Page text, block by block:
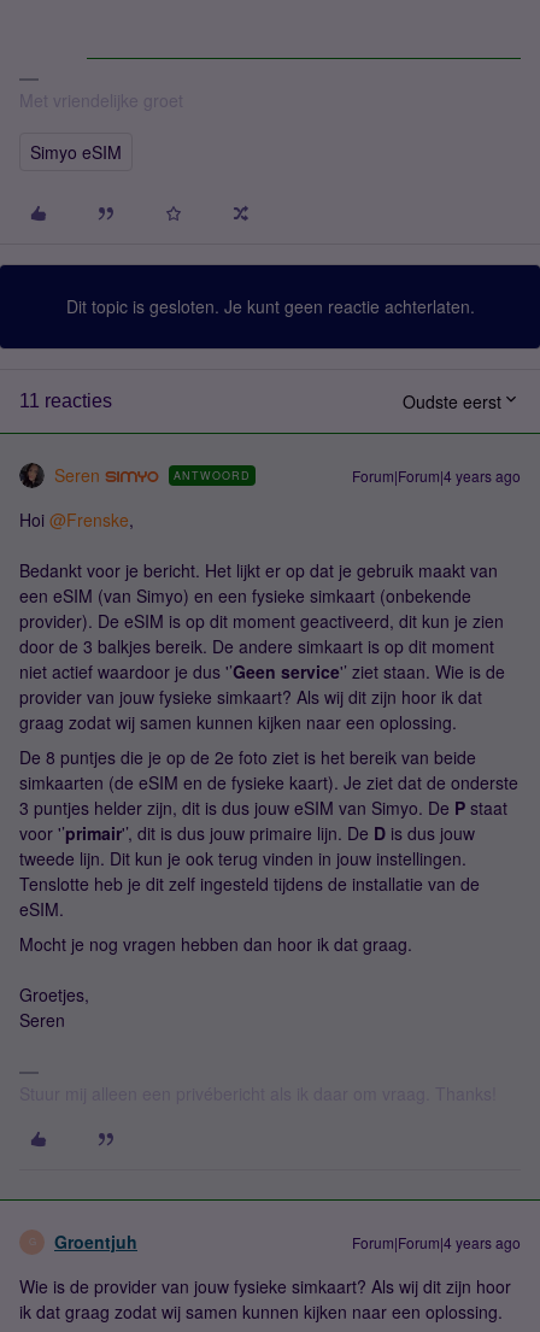
Met vriendelijke groet
Simyo eSIM
Dit topic is gesloten. Je kunt geen reactie achterlaten.
11 reacties Oudste eerst
Seren ANTWOORD Forum|Forum|4 years ago
Hoi @Frenske,
Bedankt voor je bericht. Het lijkt er op dat je gebruik maakt van
een eSIM (van Simyo) en een fysieke simkaart (onbekende
provider). De eSIM is op dit moment geactiveerd, dit kun je zien
door de 3 balkjes bereik. De andere simkaart is op dit moment
niet actief waardoor je dus '’Geen service'’ ziet staan. Wie is de
provider van jouw fysieke simkaart? Als wij dit zijn hoor ik dat
graag zodat wij samen kunnen kijken naar een oplossing.
De 8 puntjes die je op de 2e foto ziet is het bereik van beide
simkaarten (de eSIM en de fysieke kaart). Je ziet dat de onderste
3 puntjes helder zijn, dit is dus jouw eSIM van Simyo. De P staat
voor '’primair'’, dit is dus jouw primaire lijn. De D is dus jouw
tweede lijn. Dit kun je ook terug vinden in jouw instellingen.
Tenslotte heb je dit zelf ingesteld tijdens de installatie van de
eSIM.
Mocht je nog vragen hebben dan hoor ik dat graag.
Groetjes,
Seren
G Groentjuh Forum|Forum|4 years ago
Wie is de provider van jouw fysieke simkaart? Als wij dit zijn hoor
ik dat graag zodat wij samen kunnen kijken naar een oplossing.